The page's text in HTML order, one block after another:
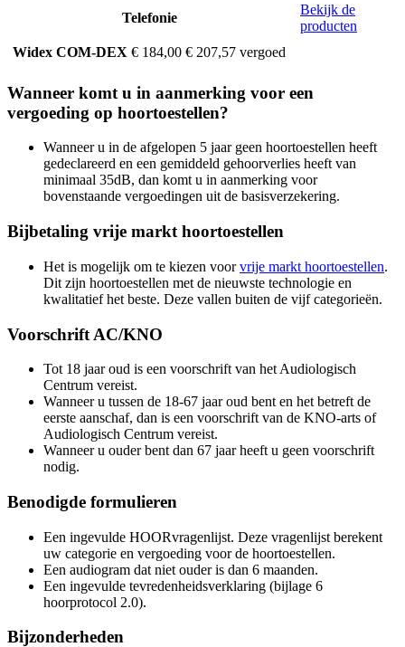
Telefonie
Bekijk de
producten
Widex COM-DEX € 184,00 € 207,57 vergoed
Wanneer komt u in aanmerking voor een
vergoeding op hoortoestellen?
Wanneer u in de afgelopen 5 jaar geen hoortoestellen heeft
gedeclareerd en een gemiddeld gehoorverlies heeft van
minimaal 35dB, dan komt u in aanmerking voor
bovenstaande vergoedingen uit de basisverzekering.
Bijbetaling vrije markt hoortoestellen
Het is mogelijk om te kiezen voorvrije markt hoortoestellen.
Dit zijn hoortoestellen met de nieuwste technologie en
kwalitatief het beste. Deze vallen buiten de vijf categorieën.
Voorschrift AC/KNO
Tot 18 jaar oud is een voorschrift van het Audiologisch
Centrum vereist.
Wanneer u tussen de 18-67 jaar oud bent en het betreft de
eerste aanschaf, dan is een voorschrift van de KNO-arts of
Audiologisch Centrum vereist.
Wanneer u ouder bent dan 67 jaar heeft u geen voorschrift
nodig.
Benodigde formulieren
Een ingevulde HOORvragenlijst. Deze vragenlijst berekent
uw categorie en vergoeding voor de hoortoestellen.
Een audiogram dat niet ouder is dan 6 maanden.
Een ingevulde tevredenheidsverklaring (bijlage 6
hoorprotocol 2.0).
Bijzonderheden